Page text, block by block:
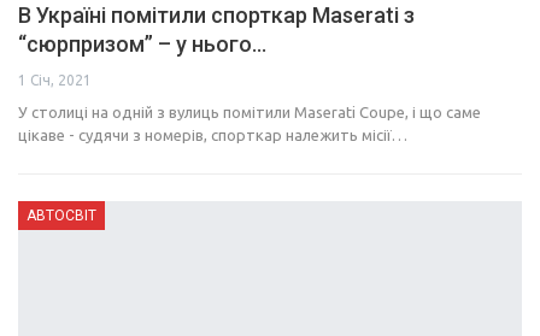
В Україні помітили спорткар Maserati з
“сюрпризом” – у нього…
1 Січ, 2021
У столиці на одній з вулиць помітили Maserati Coupe, і що саме
цікаве - судячи з номерів, спорткар належить місії…
АВТОСВІТ